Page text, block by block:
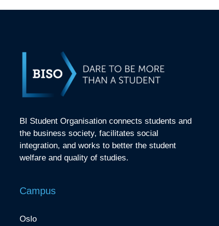
BI Student Organisation connects students and
the business society, facilitates social
integration, and works to better the student
welfare and quality of studies.
Campus
Oslo